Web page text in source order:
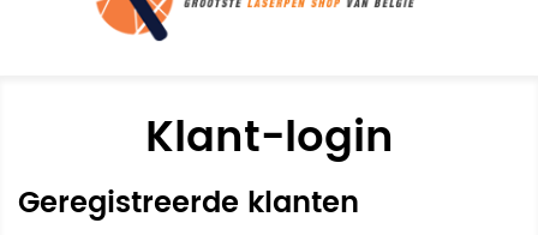
Klant-login
Geregistreerde klanten